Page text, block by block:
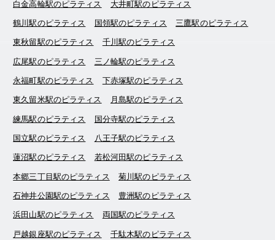
白金高輪駅のピラティス 大井町駅のピラティス
鶴川駅のピラティス 国領駅のピラティス 三鷹駅のピラティス
東秋留駅のピラティス 千川駅のピラティス
広尾駅のピラティス 三ノ輪駅のピラティス
永福町駅のピラティス 下赤塚駅のピラティス
東久留米駅のピラティス 月島駅のピラティス
練馬駅のピラティス 国分寺駅のピラティス
国立駅のピラティス 八王子駅のピラティス
蓮沼駅のピラティス 若松河田駅のピラティス
本郷三丁目駅のピラティス 菊川駅のピラティス
石神井公園駅のピラティス 豊洲駅のピラティス
浜田山駅のピラティス 両国駅のピラティス
戸越銀座駅のピラティス 千駄木駅のピラティス